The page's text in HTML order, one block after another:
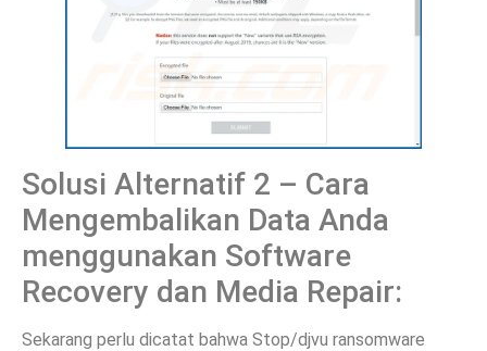
Solusi Alternatif 2 – Cara
Mengembalikan Data Anda
menggunakan Software
Recovery dan Media Repair:
Sekarang perlu dicatat bahwa Stop/djvu ransomware